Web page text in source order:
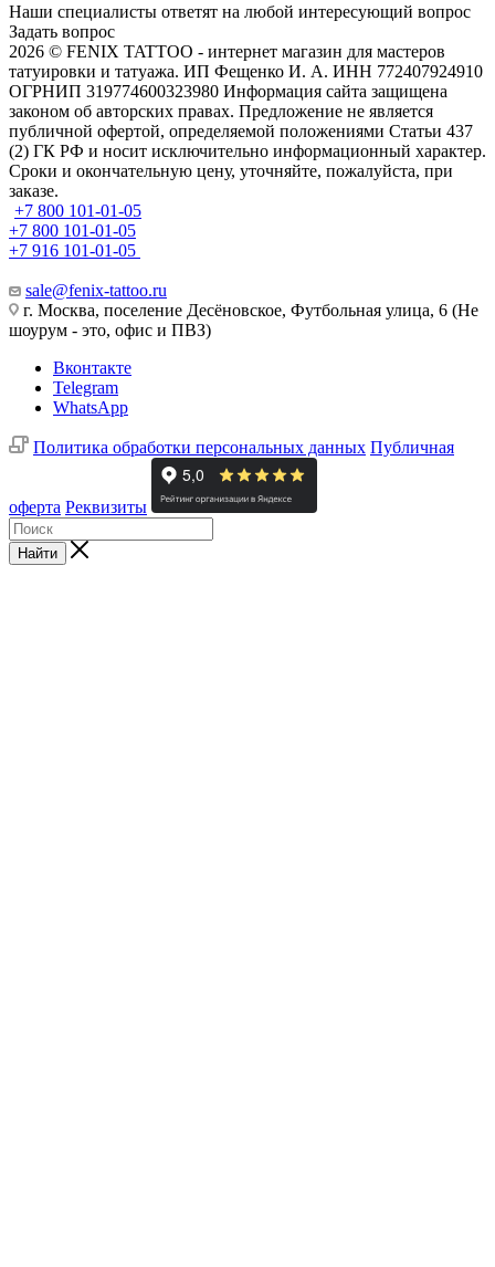
Наши специалисты ответят на любой интересующий вопрос
Задать вопрос
2026 © FENIX TATTOO - интернет магазин для мастеров
татуировки и татуажа. ИП Фещенко И. А. ИНН 772407924910
ОГРНИП 319774600323980 Информация сайта защищена
законом об авторских правах. Предложение не является
публичной офертой, определяемой положениями Статьи 437
(2) ГК РФ и носит исключительно информационный характер.
Сроки и окончательную цену, уточняйте, пожалуйста, при
заказе.
+7 800 101-01-05
+7 800 101-01-05
+7 916 101-01-05
sale@fenix-tattoo.ru
г. Москва, поселение Десёновское, Футбольная улица, 6 (Не
шоурум - это, офис и ПВЗ)
Вконтакте
Telegram
WhatsApp
Политика обработки персональных данных Публичная
оферта Реквизиты
Найти